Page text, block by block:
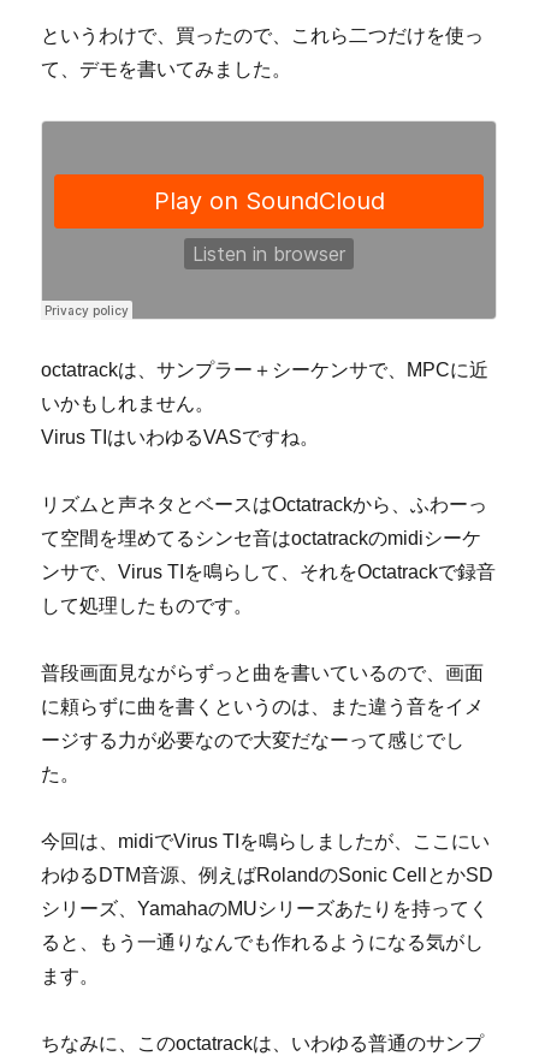
じ
る
というわけで、買ったので、これら二つだけを使っ
て、デモを書いてみました。
octatrackは、サンプラー＋シーケンサで、MPCに近
いかもしれません。
Virus TIはいわゆるVASですね。
リズムと声ネタとベースはOctatrackから、ふわーっ
て空間を埋めてるシンセ音はoctatrackのmidiシーケ
ンサで、Virus TIを鳴らして、それをOctatrackで録音
して処理したものです。
普段画面見ながらずっと曲を書いているので、画面
に頼らずに曲を書くというのは、また違う音をイメ
ージする力が必要なので大変だなーって感じでし
た。
今回は、midiでVirus TIを鳴らしましたが、ここにい
わゆるDTM音源、例えばRolandのSonic CellとかSD
シリーズ、YamahaのMUシリーズあたりを持ってく
ると、もう一通りなんでも作れるようになる気がし
ます。
ちなみに、このoctatrackは、いわゆる普通のサンプ